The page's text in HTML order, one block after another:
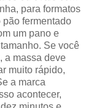
para formatos
fermentado
um pano e
Se você
a massa deve
muito rápido,
a marca
acontecer,